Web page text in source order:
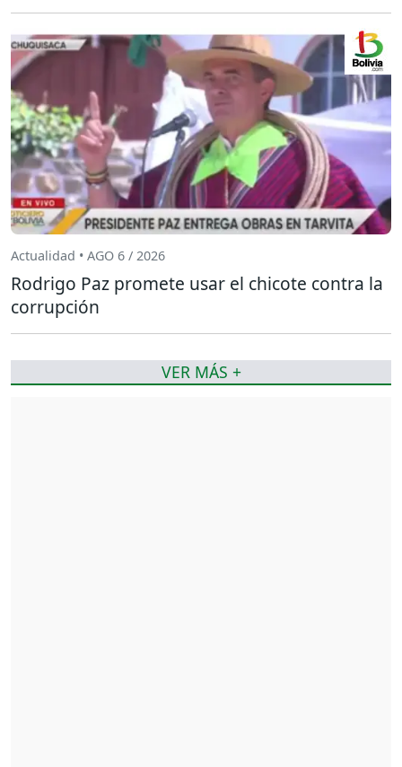
Actualidad • AGO 6 / 2026
Rodrigo Paz promete usar el chicote contra la
corrupción
VER MÁS +